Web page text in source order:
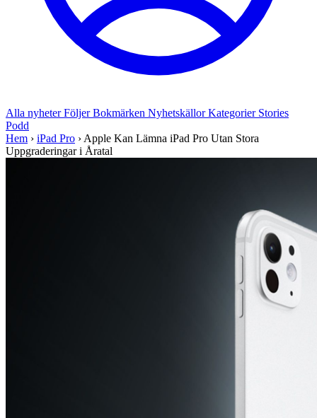
Alla nyheterFöljerBokmärken NyhetskällorKategorier Stories
Podd
Hem › iPad Pro › Apple Kan Lämna iPad Pro Utan Stora
Uppgraderingar i Åratal